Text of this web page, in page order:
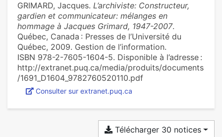
GRIMARD, Jacques. L’archiviste: Constructeur,
gardien et communicateur: mélanges en
hommage à Jacques Grimard, 1947-2007.
Québec, Canada : Presses de l’Université du
Québec, 2009. Gestion de l’information.
ISBN 978-2-7605-1604-5. Disponible à l’adresse :
http://extranet.puq.ca/media/produits/documents
/1691_D1604_9782760520110.pdf
Consulter sur extranet.puq.ca
Télécharger 30 notices